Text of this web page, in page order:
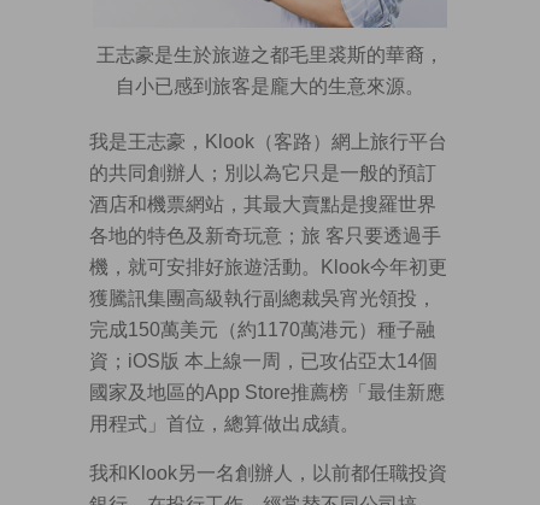
王志豪是生於旅遊之都毛里裘斯的華裔，
自小已感到旅客是龐大的生意來源。
我是王志豪，Klook（客路）網上旅行平台
的共同創辦人；別以為它只是一般的預訂
酒店和機票網站，其最大賣點是搜羅世界
各地的特色及新奇玩意；旅 客只要透過手
機，就可安排好旅遊活動。Klook今年初更
獲騰訊集團高級執行副總裁吳宵光領投，
完成150萬美元（約1170萬港元）種子融
資；iOS版 本上線一周，已攻佔亞太14個
國家及地區的App Store推薦榜「最佳新應
用程式」首位，總算做出成績。
我和Klook另一名創辦人，以前都任職投資